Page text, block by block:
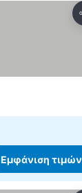
Εμφάνιση τιμών